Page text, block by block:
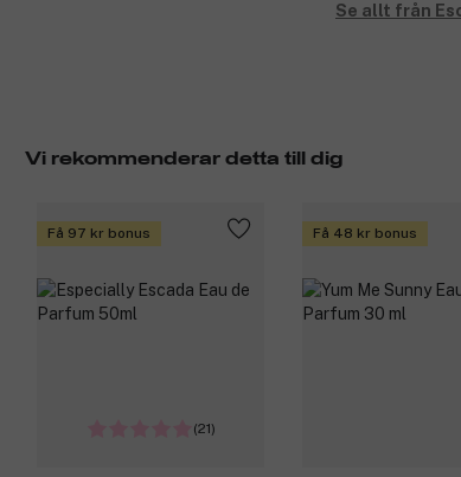
Se allt från
Vi rekommenderar detta till dig
Få 97 kr bonus
(21)
Få 48 kr bonus